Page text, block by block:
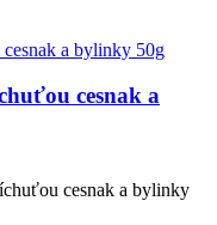
cesnak a
cesnak a bylinky